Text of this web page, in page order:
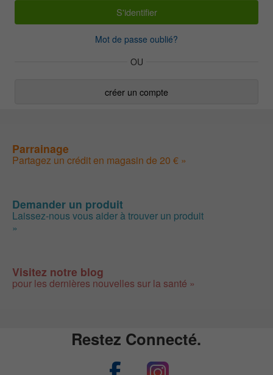
Mot de passe oublié?
OU
créer un compte
Parrainage
Partagez un crédit en magasin de 20 € »
Demander un produit
Laissez-nous vous aider à trouver un produit
»
Visitez notre blog
pour les dernières nouvelles sur la santé »
Restez Connecté.